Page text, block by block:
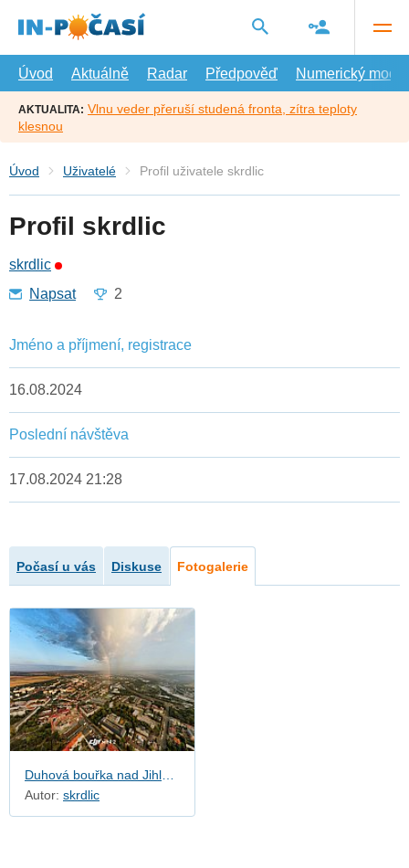
hlavní
Úvod
Aktuálně Radar Předpověď Numerický model
AKTUALITA: Vlnu veder přeruší studená fronta, zítra teploty
klesnou
Úvod Uživatelé Profil uživatele skrdlic
Profil skrdlic
skrdlic
Napsat
2
Jméno a příjmení, registrace
16.08.2024
Poslední návštěva
17.08.2024 21:28
Počasí u vás Diskuse Fotogalerie
Duhová bouřka nad Jihlavou
Autor: skrdlic